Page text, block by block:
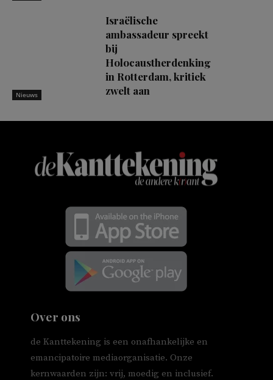
Nieuws
Israëlische
ambassadeur spreekt
bij
Holocaustherdenking
in Rotterdam, kritiek
zwelt aan
Over ons
de Kanttekening is een onafhankelijke en
emancipatoire mediaorganisatie. Onze
kernwaarden zijn: vrij, moedig en inclusief.